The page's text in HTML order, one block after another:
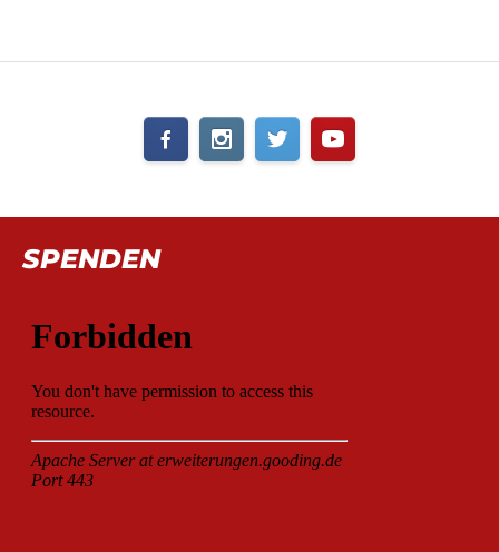
SPENDEN